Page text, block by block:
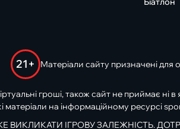
21+ Матеріали сайту призначені для
гроші, також сайт не приймає ні
на інформаційному ресурсі
ВИКЛИКАТИ ІГРОВУ ЗАЛЕЖНІСТЬ.